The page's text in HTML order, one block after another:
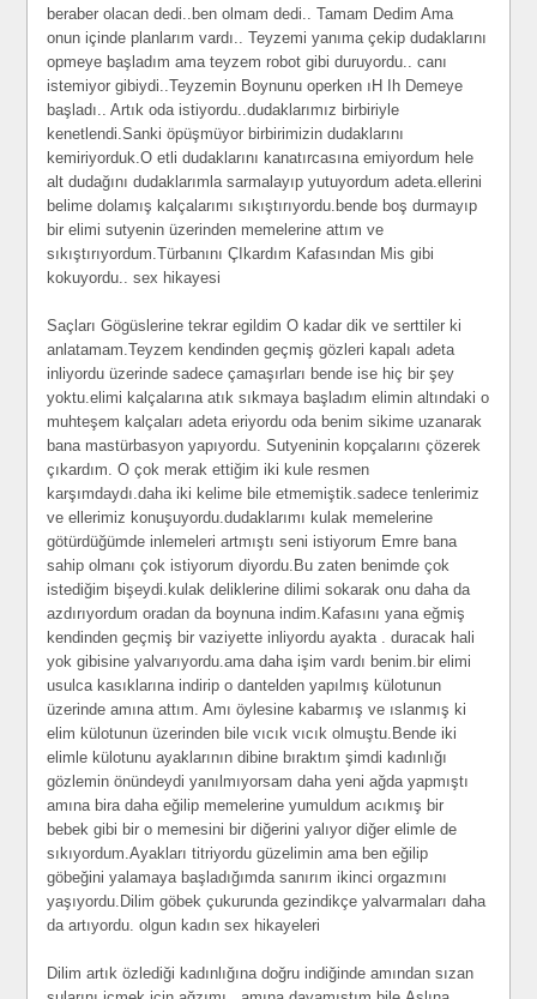
beraber olacan dedi..ben olmam dedi.. Tamam Dedim Ama
onun içinde planlarım vardı.. Teyzemi yanıma çekip dudaklarını
opmeye başladım ama teyzem robot gibi duruyordu.. canı
istemiyor gibiydi..Teyzemin Boynunu operken ıH Ih Demeye
başladı.. Artık oda istiyordu..dudaklarımız birbiriyle
kenetlendi.Sanki öpüşmüyor birbirimizin dudaklarını
kemiriyorduk.O etli dudaklarını kanatırcasına emiyordum hele
alt dudağını dudaklarımla sarmalayıp yutuyordum adeta.ellerini
belime dolamış kalçalarımı sıkıştırıyordu.bende boş durmayıp
bir elimi sutyenin üzerinden memelerine attım ve
sıkıştırıyordum.Türbanını ÇIkardım Kafasından Mis gibi
kokuyordu.. sex hikayesi
Saçları Gögüslerine tekrar egildim O kadar dik ve serttiler ki
anlatamam.Teyzem kendinden geçmiş gözleri kapalı adeta
inliyordu üzerinde sadece çamaşırları bende ise hiç bir şey
yoktu.elimi kalçalarına atık sıkmaya başladım elimin altındaki o
muhteşem kalçaları adeta eriyordu oda benim sikime uzanarak
bana mastürbasyon yapıyordu. Sutyeninin kopçalarını çözerek
çıkardım. O çok merak ettiğim iki kule resmen
karşımdaydı.daha iki kelime bile etmemiştik.sadece tenlerimiz
ve ellerimiz konuşuyordu.dudaklarımı kulak memelerine
götürdüğümde inlemeleri artmıştı seni istiyorum Emre bana
sahip olmanı çok istiyorum diyordu.Bu zaten benimde çok
istediğim bişeydi.kulak deliklerine dilimi sokarak onu daha da
azdırıyordum oradan da boynuna indim.Kafasını yana eğmiş
kendinden geçmiş bir vaziyette inliyordu ayakta . duracak hali
yok gibisine yalvarıyordu.ama daha işim vardı benim.bir elimi
usulca kasıklarına indirip o dantelden yapılmış külotunun
üzerinde amına attım. Amı öylesine kabarmış ve ıslanmış ki
elim külotunun üzerinden bile vıcık vıcık olmuştu.Bende iki
elimle külotunu ayaklarının dibine bıraktım şimdi kadınlığı
gözlemin önündeydi yanılmıyorsam daha yeni ağda yapmıştı
amına bira daha eğilip memelerine yumuldum acıkmış bir
bebek gibi bir o memesini bir diğerini yalıyor diğer elimle de
sıkıyordum.Ayakları titriyordu güzelimin ama ben eğilip
göbeğini yalamaya başladığımda sanırım ikinci orgazmını
yaşıyordu.Dilim göbek çukurunda gezindikçe yalvarmaları daha
da artıyordu. olgun kadın sex hikayeleri
Dilim artık özlediği kadınlığına doğru indiğinde amından sızan